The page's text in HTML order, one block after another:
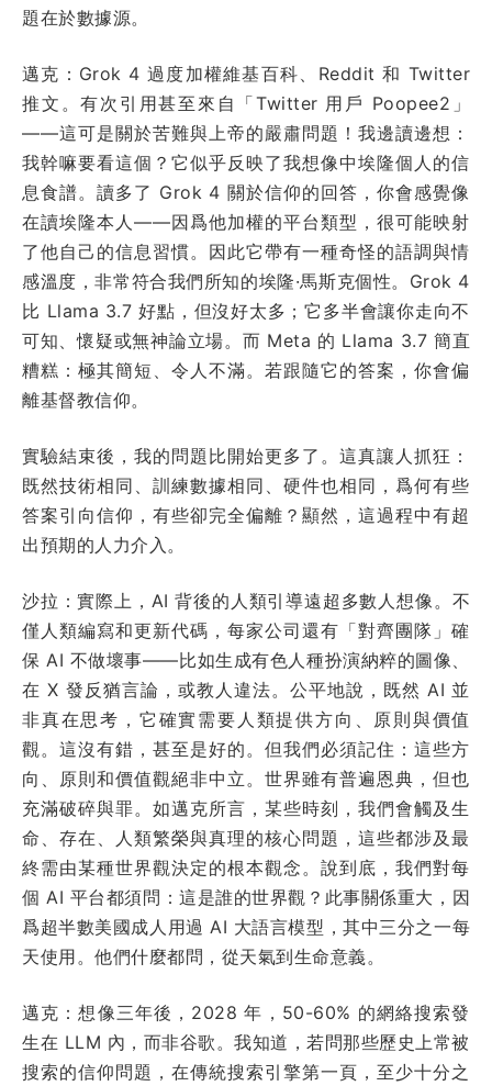
題在於數據源。
邁克：Grok 4 過度加權維基百科、Reddit 和 Twitter
推文。有次引用甚至來自「Twitter 用戶 Poopee2」
——這可是關於苦難與上帝的嚴肅問題！我邊讀邊想：
我幹嘛要看這個？它似乎反映了我想像中埃隆個人的信
息食譜。讀多了 Grok 4 關於信仰的回答，你會感覺像
在讀埃隆本人——因爲他加權的平台類型，很可能映射
了他自己的信息習慣。因此它帶有一種奇怪的語調與情
感溫度，非常符合我們所知的埃隆·馬斯克個性。Grok 4
比 Llama 3.7 好點，但沒好太多；它多半會讓你走向不
可知、懷疑或無神論立場。而 Meta 的 Llama 3.7 簡直
糟糕：極其簡短、令人不滿。若跟隨它的答案，你會偏
離基督教信仰。
實驗結束後，我的問題比開始更多了。這真讓人抓狂：
既然技術相同、訓練數據相同、硬件也相同，爲何有些
答案引向信仰，有些卻完全偏離？顯然，這過程中有超
出預期的人力介入。
沙拉：實際上，AI 背後的人類引導遠超多數人想像。不
僅人類編寫和更新代碼，每家公司還有「對齊團隊」確
保 AI 不做壞事——比如生成有色人種扮演納粹的圖像、
在 X 發反猶言論，或教人違法。公平地說，既然 AI 並
非真在思考，它確實需要人類提供方向、原則與價值
觀。這沒有錯，甚至是好的。但我們必須記住：這些方
向、原則和價值觀絕非中立。世界雖有普遍恩典，但也
充滿破碎與罪。如邁克所言，某些時刻，我們會觸及生
命、存在、人類繁榮與真理的核心問題，這些都涉及最
終需由某種世界觀決定的根本觀念。說到底，我們對每
個 AI 平台都須問：這是誰的世界觀？此事關係重大，因
爲超半數美國成人用過 AI 大語言模型，其中三分之一每
天使用。他們什麼都問，從天氣到生命意義。
邁克：想像三年後，2028 年，50-60% 的網絡搜索發
生在 LLM 內，而非谷歌。我知道，若問那些歷史上常被
搜索的信仰問題，在傳統搜索引擎第一頁，至少十分之